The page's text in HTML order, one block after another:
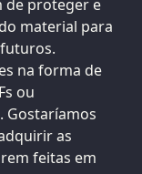
de proteger e
material para
na forma de
ou
Gostaríamos
as
feitas em